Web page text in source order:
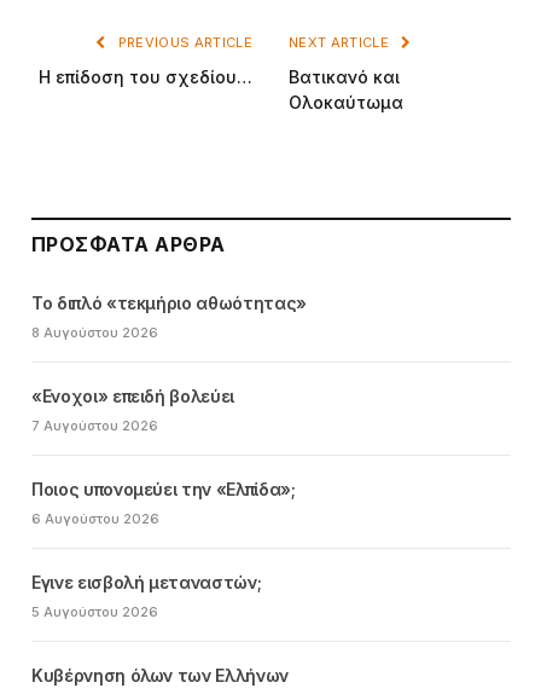
PREVIOUS ARTICLE
Η επίδοση του σχεδίου…
NEXT ARTICLE
Βατικανό και
Ολοκαύτωμα
ΠΡΌΣΦΑΤΑ ΆΡΘΡΑ
Το διπλό «τεκμήριο αθωότητας»
8 Αυγούστου 2026
«Ενοχοι» επειδή βολεύει
7 Αυγούστου 2026
Ποιος υπονομεύει την «Ελπίδα»;
6 Αυγούστου 2026
Εγινε εισβολή μεταναστών;
5 Αυγούστου 2026
Κυβέρνηση όλων των Ελλήνων